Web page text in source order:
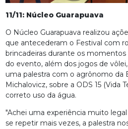
11/11: Núcleo Guarapuava
O Núcleo Guarapuava realizou
que antecederam o Festival com
brincadeiras durante os
do evento, além dos jogos de
uma palestra com o agrônomo da
Michalovicz, sobre a ODS 15 (Vida
correto uso da água.
"Achei uma experiência muito
se repetir mais vezes, a palestra